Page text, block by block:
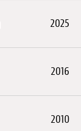
2025
2016
2010